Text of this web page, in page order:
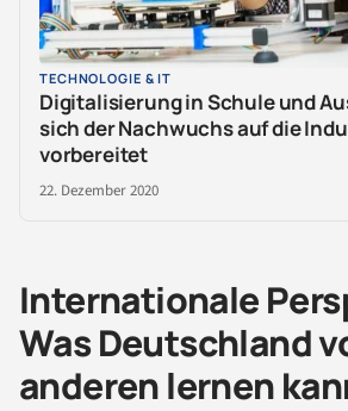
TECHNOLOGIE & IT
Digitalisierung in Schule und
sich der Nachwuchs auf die
vorbereitet
22. Dezember 2020
Internationale
Was Deutschland
anderen lernen